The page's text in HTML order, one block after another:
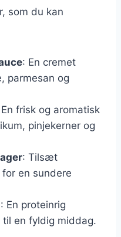
som du kan
: En cremet
parmesan og
frisk og aromatisk
pinjekerner og
: Tilsæt
en sundere
: En proteinrig
en fyldig middag.